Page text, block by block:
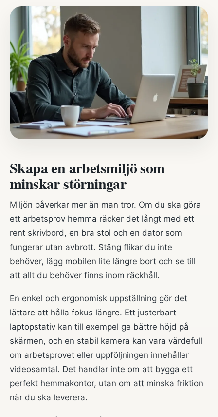
Skapa en arbetsmiljö som
minskar störningar
Miljön påverkar mer än man tror. Om du ska göra
ett arbetsprov hemma räcker det långt med ett
rent skrivbord, en bra stol och en dator som
fungerar utan avbrott. Stäng flikar du inte
behöver, lägg mobilen lite längre bort och se till
att allt du behöver finns inom räckhåll.
En enkel och ergonomisk uppställning gör det
lättare att hålla fokus längre. Ett justerbart
laptopstativ kan till exempel ge bättre höjd på
skärmen, och en stabil kamera kan vara värdefull
om arbetsprovet eller uppföljningen innehåller
videosamtal. Det handlar inte om att bygga ett
perfekt hemmakontor, utan om att minska friktion
när du ska leverera.